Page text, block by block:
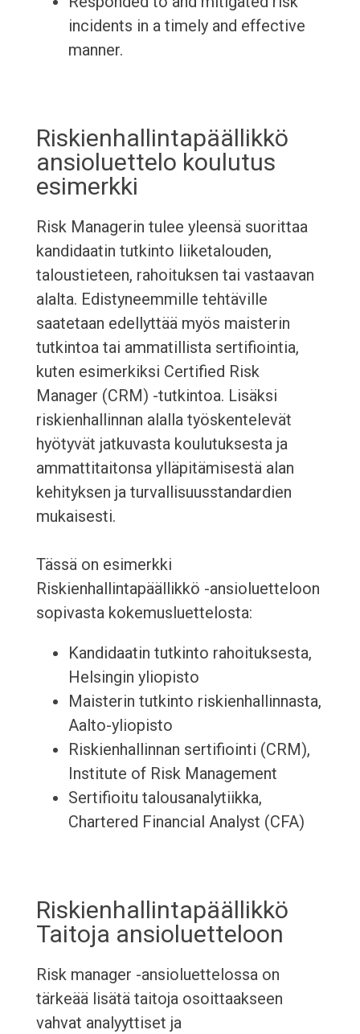
incidents in a timely and effective
manner.
Riskienhallintapäällikkö
ansioluettelo koulutus
esimerkki
Risk Managerin tulee yleensä suorittaa
kandidaatin tutkinto liiketalouden,
taloustieteen, rahoituksen tai vastaavan
alalta. Edistyneemmille tehtäville
saatetaan edellyttää myös maisterin
tutkintoa tai ammatillista sertifiointia,
kuten esimerkiksi Certified Risk
Manager (CRM) -tutkintoa. Lisäksi
riskienhallinnan alalla työskentelevät
hyötyvät jatkuvasta koulutuksesta ja
ammattitaitonsa ylläpitämisestä alan
kehityksen ja turvallisuusstandardien
mukaisesti.
Tässä on esimerkki
Riskienhallintapäällikkö -ansioluetteloon
sopivasta kokemusluettelosta:
Kandidaatin tutkinto rahoituksesta,
Helsingin yliopisto
Maisterin tutkinto riskienhallinnasta,
Aalto-yliopisto
Riskienhallinnan sertifiointi (CRM),
Institute of Risk Management
Sertifioitu talousanalytiikka,
Chartered Financial Analyst (CFA)
Riskienhallintapäällikkö
Taitoja ansioluetteloon
Risk manager -ansioluettelossa on
tärkeää lisätä taitoja osoittaakseen
vahvat analyyttiset ja